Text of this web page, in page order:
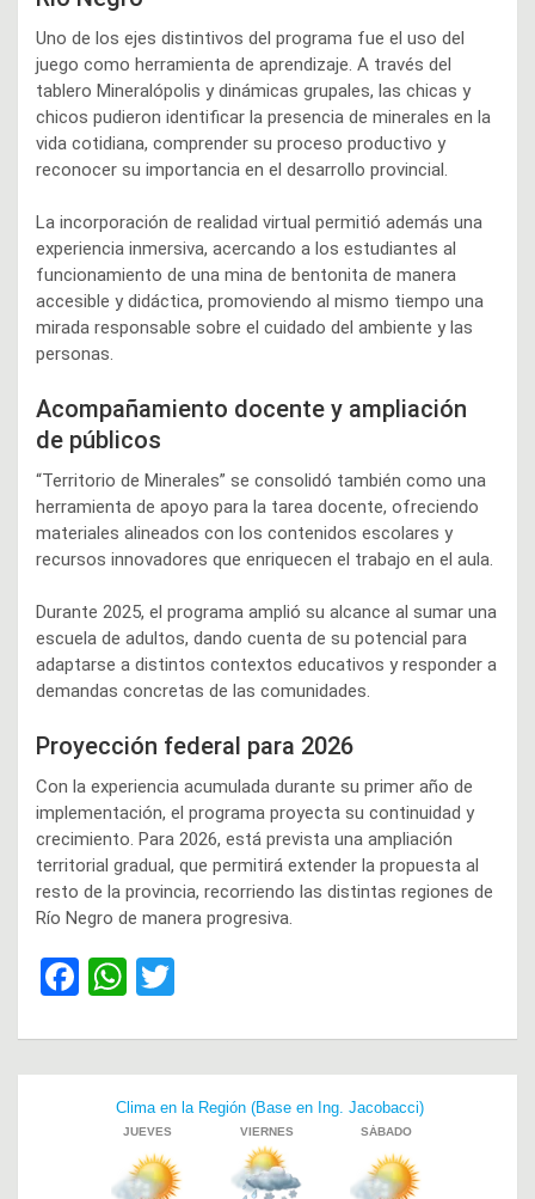
Uno de los ejes distintivos del programa fue el uso del
juego como herramienta de aprendizaje. A través del
tablero Mineralópolis y dinámicas grupales, las chicas y
chicos pudieron identificar la presencia de minerales en la
vida cotidiana, comprender su proceso productivo y
reconocer su importancia en el desarrollo provincial.
La incorporación de realidad virtual permitió además una
experiencia inmersiva, acercando a los estudiantes al
funcionamiento de una mina de bentonita de manera
accesible y didáctica, promoviendo al mismo tiempo una
mirada responsable sobre el cuidado del ambiente y las
personas.
Acompañamiento docente y ampliación
de públicos
“Territorio de Minerales” se consolidó también como una
herramienta de apoyo para la tarea docente, ofreciendo
materiales alineados con los contenidos escolares y
recursos innovadores que enriquecen el trabajo en el aula.
Durante 2025, el programa amplió su alcance al sumar una
escuela de adultos, dando cuenta de su potencial para
adaptarse a distintos contextos educativos y responder a
demandas concretas de las comunidades.
Proyección federal para 2026
Con la experiencia acumulada durante su primer año de
implementación, el programa proyecta su continuidad y
crecimiento. Para 2026, está prevista una ampliación
territorial gradual, que permitirá extender la propuesta al
resto de la provincia, recorriendo las distintas regiones de
Río Negro de manera progresiva.
F
ce
W
at
s
A
p
tt
er
Navegación
entradas